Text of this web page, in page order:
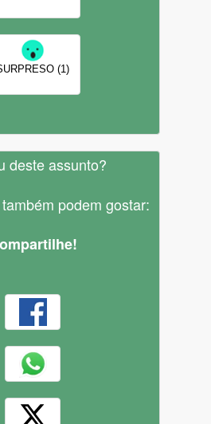
(1)
deste assunto?
podem gostar: